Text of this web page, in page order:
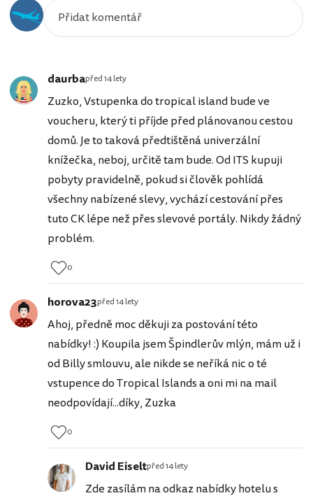
daurbapřed 14 lety
Zuzko, Vstupenka do tropical island bude ve
voucheru, který ti příjde před plánovanou cestou
domů. Je to taková předtištěná univerzální
knížečka, neboj, určitě tam bude. Od ITS kupuji
pobyty pravidelně, pokud si člověk pohlídá
všechny nabízené slevy, vychází cestování přes
tuto CK lépe než přes slevové portály. Nikdy žádný
problém.
0
horova23před 14 lety
Ahoj, předně moc děkuji za postování této
nabídky! :) Koupila jsem Špindlerův mlýn, mám už i
od Billy smlouvu, ale nikde se neříká nic o té
vstupence do Tropical Islands a oni mi na mail
neodpovídají...díky, Zuzka
0
David Eiseltpřed 14 lety
Zde zasílám na odkaz nabídky hotelu s